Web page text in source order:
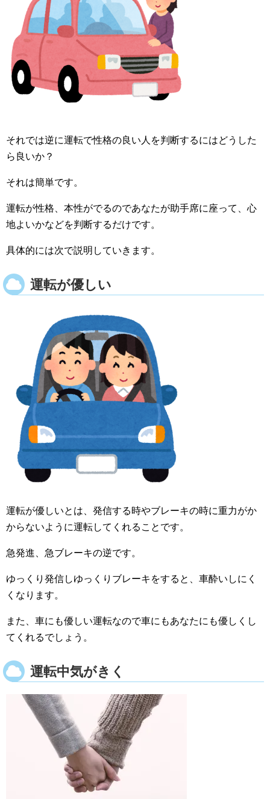
それでは逆に運転で性格の良い人を判断するにはどうした
ら良いか？
それは簡単です。
運転が性格、本性がでるのであなたが助手席に座って、心
地よいかなどを判断するだけです。
具体的には次で説明していきます。
運転が優しい
運転が優しいとは、発信する時やブレーキの時に重力がか
からないように運転してくれることです。
急発進、急ブレーキの逆です。
ゆっくり発信しゆっくりブレーキをすると、車酔いしにく
くなります。
また、車にも優しい運転なので車にもあなたにも優しくし
てくれるでしょう。
運転中気がきく